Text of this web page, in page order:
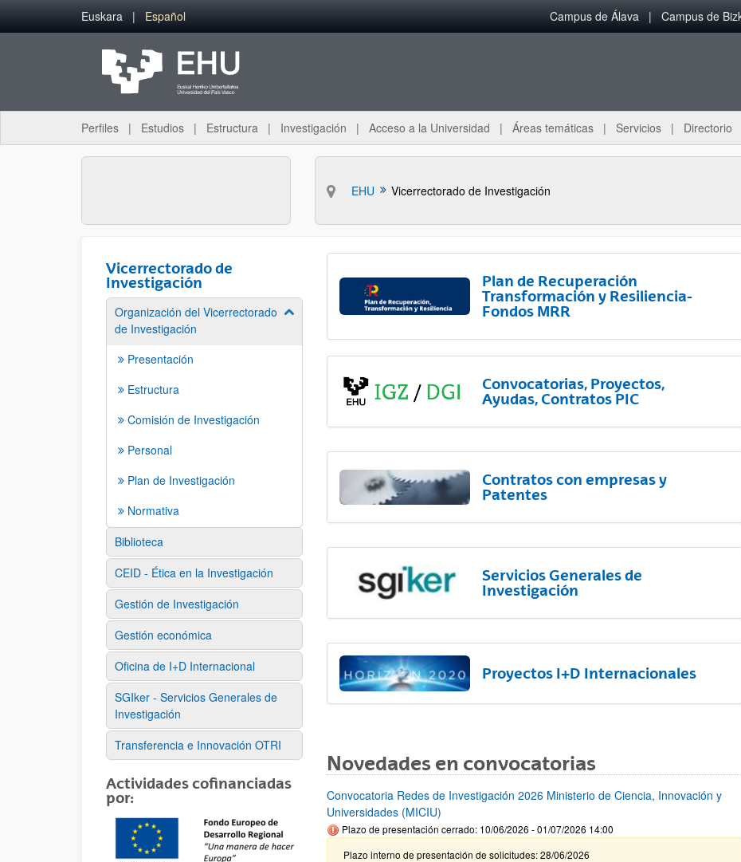
Saltar al contenido principal
Euskara Español Campus de Álava Campus de
Perfiles Estudios Estructura Investigación Acceso a la Universidad Áreas temáticas Servicios Directorio
EHU Vicerrectorado de Investigación
Vicerrectorado de
Investigación
Organización del Vicerrectorado
de Investigación
Mostrar/ocultar subpáginas
Presentación
Estructura
Comisión de Investigación
Personal
Plan de Investigación
Normativa
Biblioteca
CEID - Ética en la Investigación
Gestión de Investigación
Gestión económica
Oficina de I+D Internacional
SGIker - Servicios Generales de
Investigación
Transferencia e Innovación OTRI
Actividades cofinanciadas
por:
Plan de Recuperación
Transformación y Resiliencia-
Fondos MRR
Convocatorias, Proyectos,
Ayudas, Contratos PIC
Contratos con empresas y
Patentes
Servicios Generales de
Investigación
Proyectos I+D Internacionales
Novedades en convocatorias
Convocatoria Redes de Investigación 2026 Ministerio de Ciencia, Innovación y
Universidades (MICIU)
Plazo de presentación cerrado: 10/06/2026 - 01/07/2026 14:00
Plazo interno de presentación de solicitudes: 28/06/2026